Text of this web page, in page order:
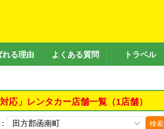
れる理由 よくある質問 トラベル
応」レンタカー店舗一覧（1店舗）
検索